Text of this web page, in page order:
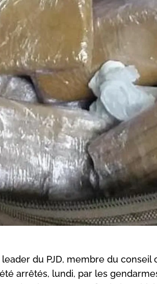
du PJD, membre du
arrêtés, lundi, par les